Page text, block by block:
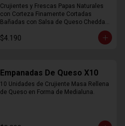
Crujientes y Frescas Papas Naturales
con Corteza Finamente Cortadas
Bañadas con Salsa de Queso Cheddar
$4.190
Empanadas De Queso X10
10 Unidades de Crujiente Masa Rellena
de Queso en Forma de Medialuna.